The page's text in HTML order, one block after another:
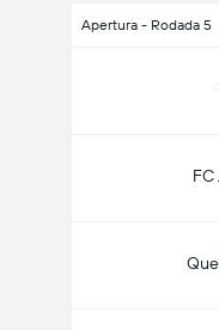
Apertura - Rodada 5
FC